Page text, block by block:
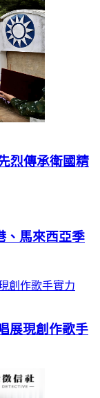
烈傳承衛國精
、馬來西亞季
展現創作歌手